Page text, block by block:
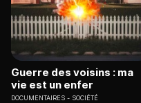
Guerre des voisins : ma
vie est un enfer
DOCUMENTAIRES SOCIÉTÉ